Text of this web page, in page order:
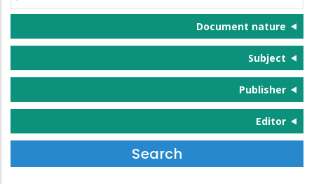
Document nature
Subject
Publisher
Editor